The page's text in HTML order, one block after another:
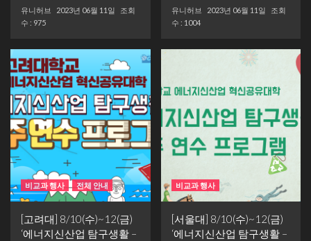
유니허브 2023년 06월 11일
조회
수 : 975
유니허브 2023년 06월 11일
조회
수 : 1004
비교과 행사 전체 안내
[고려대] 8/10(수)~12(금)
‘에너지신산업 탐구생활 –
비교과 행사
[서울대] 8/10(수)~12(금)
‘에너지신산업 탐구생활 –